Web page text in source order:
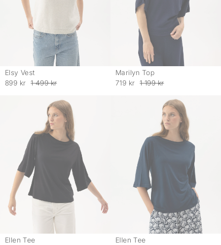
Elsy Vest
899 kr
1 499 kr
Marilyn Top
719 kr
1 199 kr
Ellen Tee
Ellen Tee